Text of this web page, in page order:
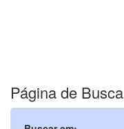
Página de Busca